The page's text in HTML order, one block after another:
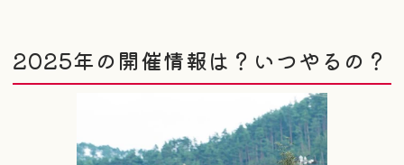
2025年の開催情報は？いつやるの？